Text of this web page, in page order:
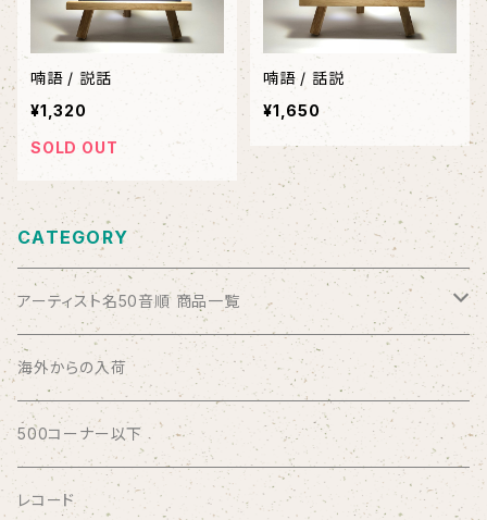
喃語 / 説話
¥1,320
SOLD OUT
喃語 / 話説
¥1,650
CATEGORY
アーティスト名50音順 商品一覧
ABSOLUTE LOSERS
AFRICA
AGU
海外からの入荷
500コーナー以下
レコード